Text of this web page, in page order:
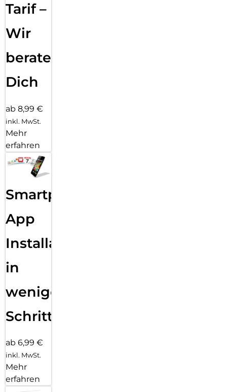
Tarif –
Wir
beraten
Dich
ab 8,99 €
inkl. MwSt.
Mehr
erfahren
Smartphone
App
Installation
in
wenigen
Schritten
ab 6,99 €
inkl. MwSt.
Mehr
erfahren